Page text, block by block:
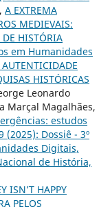
A EXTREMA
MEDIEVAIS:
HISTÓRIA
em Humanidades
HISTÓRICAS
Leonardo
Marçal Magalhães,
estudos
Dossiê - 3º
Digitais,
de História,
ISN’T HAPPY
PELOS